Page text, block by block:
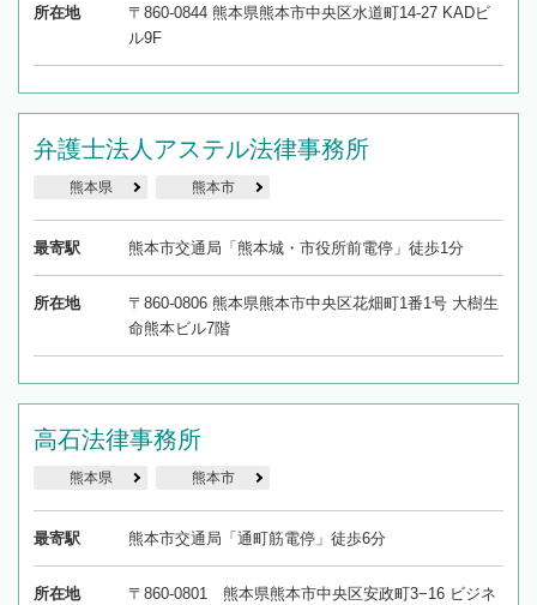
所在地
〒860-0844 熊本県熊本市中央区水道町14-27 KADビ
ル9F
弁護士法人アステル法律事務所
熊本県 熊本市
最寄駅 熊本市交通局「熊本城・市役所前電停」徒歩1分
所在地
〒860-0806 熊本県熊本市中央区花畑町1番1号 大樹生
命熊本ビル7階
高石法律事務所
熊本県 熊本市
最寄駅 熊本市交通局「通町筋電停」徒歩6分
所在地
〒860-0801 熊本県熊本市中央区安政町3−16 ビジネ